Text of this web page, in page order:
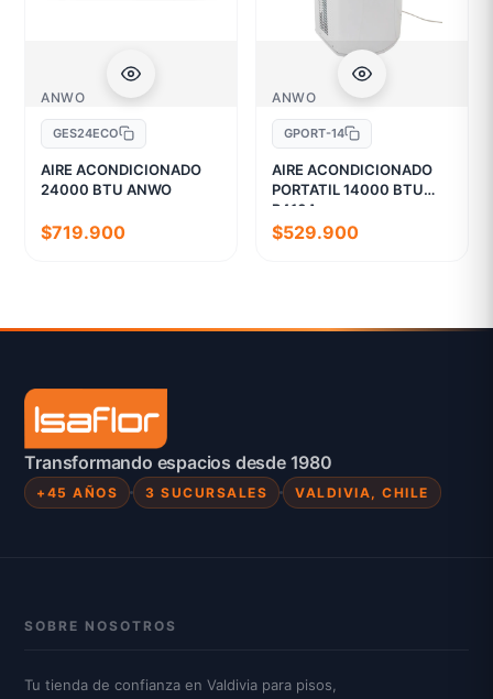
ANWO
GES24ECO
AIRE ACONDICIONADO
24000 BTU ANWO
$719.900
ANWO
GPORT-14
AIRE ACONDICIONADO
PORTATIL 14000 BTU
R410A
$529.900
Transformando espacios desde 1980
+45 AÑOS 3 SUCURSALES VALDIVIA, CHILE
SOBRE NOSOTROS
Tu tienda de confianza en Valdivia para pisos,